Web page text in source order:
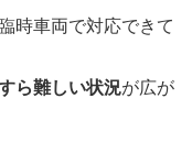
時車両で対応できて
ら難しい状況が広が